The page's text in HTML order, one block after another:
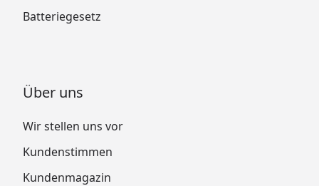
Batteriegesetz
Über uns
Wir stellen uns vor
Kundenstimmen
Kundenmagazin